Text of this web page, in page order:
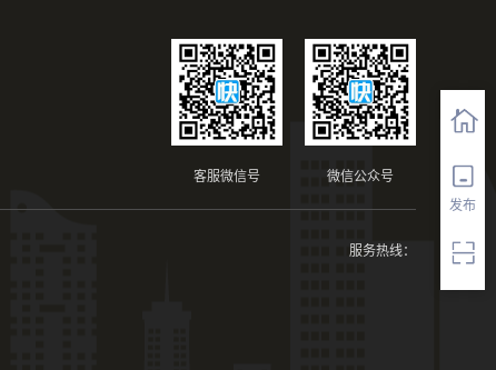
发布
微信公众号
客服微信号
服务热线：